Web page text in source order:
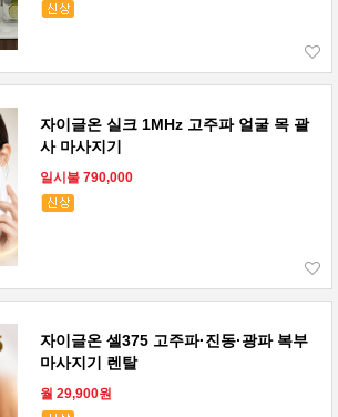
자이글온 실크 1MHz 고주파 얼굴 목 괄
사 마사지기
일시불 790,000
자이글온 셀375 고주파·진동·광파 복부
마사지기 렌탈
월 29,900원